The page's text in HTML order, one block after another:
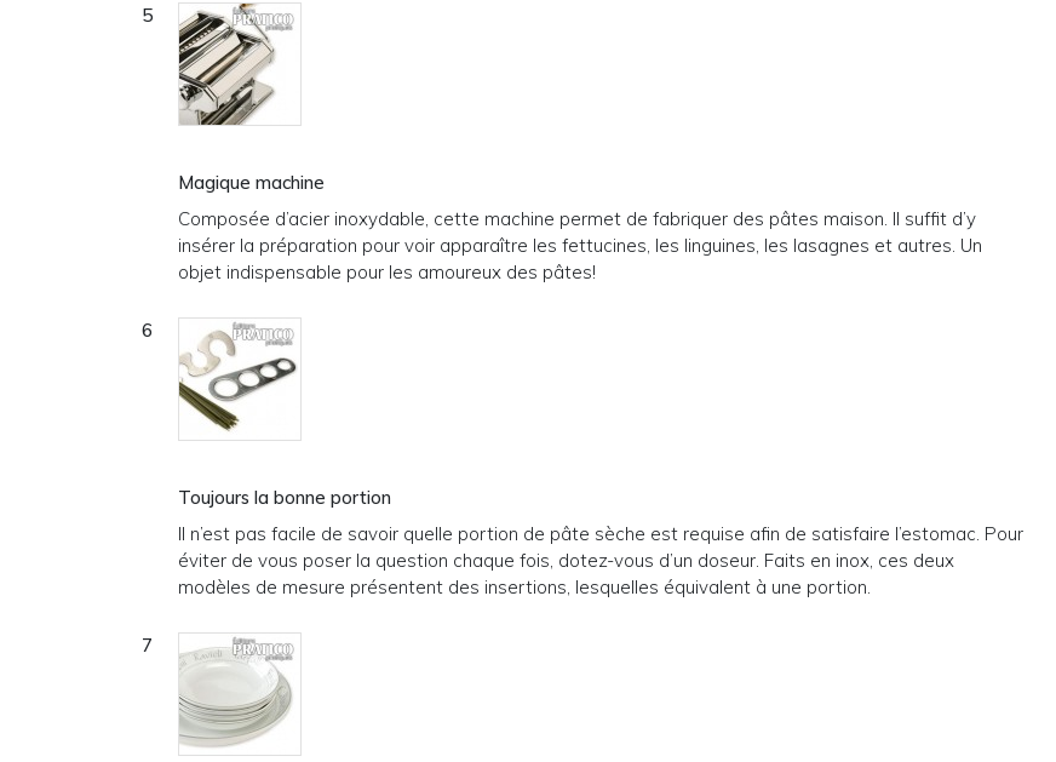
Magique machine
Composée d’acier inoxydable, cette machine permet de fabriquer des pâtes maison. Il suffit d’y
insérer la préparation pour voir apparaître les fettucines, les linguines, les lasagnes et autres. Un
objet indispensable pour les amoureux des pâtes!
Toujours la bonne portion
Il n’est pas facile de savoir quelle portion de pâte sèche est requise afin de satisfaire l’estomac. Pour
éviter de vous poser la question chaque fois, dotez-vous d’un doseur. Faits en inox, ces deux
modèles de mesure présentent des insertions, lesquelles équivalent à une portion.